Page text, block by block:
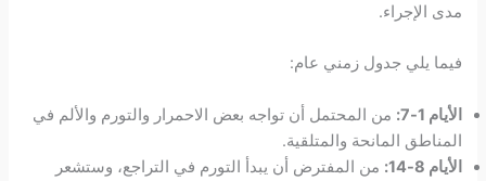
مدى الإجراء.
فيما يلي جدول زمني عام:
الأيام 1-7:
من المحتمل أن تواجه بعض الاحمرار والتورم والألم في
المناطق المانحة والمتلقية.
الأيام 8-14:
من المفترض أن يبدأ التورم في التراجع، وستشعر